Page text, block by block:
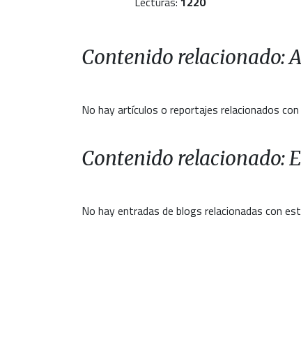
Contenido relacionado:
No hay artículos o reportajes relacionados
Contenido relacionado:
No hay entradas de blogs relacionadas con